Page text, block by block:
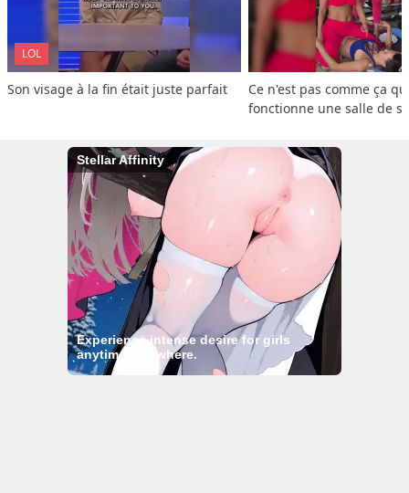
LOL
Son visage à la fin était juste parfait
Ce n'est pas comme ça
fonctionne une salle de